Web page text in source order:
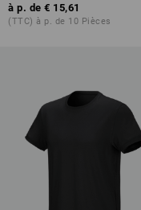
à p. de € 15,61
(TTC) à p. de 10 Pièces